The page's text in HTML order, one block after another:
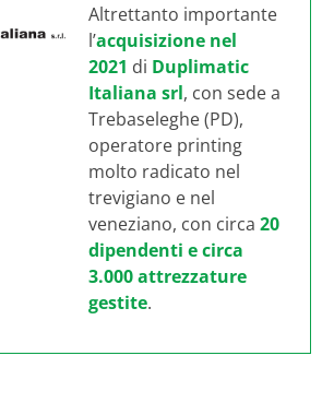
Altrettanto importante
l’acquisizione nel
2021 di Duplimatic
Italiana srl, con sede a
Trebaseleghe (PD),
operatore printing
molto radicato nel
trevigiano e nel
veneziano, con circa 20
dipendenti e circa
3.000 attrezzature
gestite.